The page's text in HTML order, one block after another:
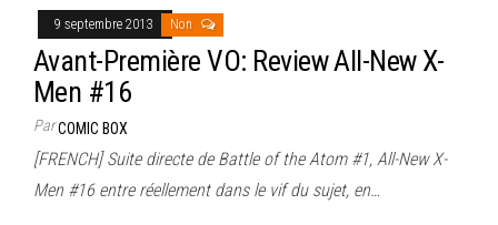
9 septembre 2013 Non
Avant-Première VO: Review All-New X-
Men #16
ParCOMIC BOX
[FRENCH] Suite directe de Battle of the Atom #1, All-New X-
Men #16 entre réellement dans le vif du sujet, en…